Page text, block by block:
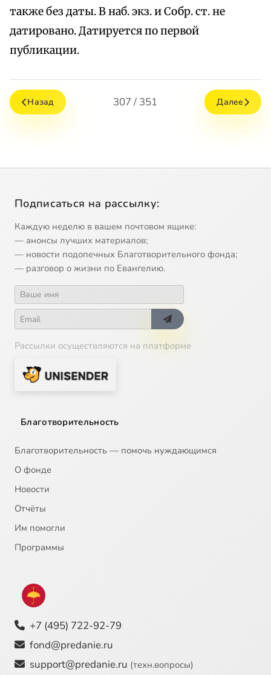
также без даты. В наб. экз. и Собр. ст. не
датировано. Датируется по первой
публикации.
Назад 307 / 351 Далее
Подписаться на рассылку:
Каждую неделю в вашем почтовом ящике:
— анонсы лучших материалов;
— новости подопечных Благотворительного фонда;
— разговор о жизни по Евангелию.
Рассылки осуществляются на платформе
Благотворительность
Благотворительность — помочь нуждающимся
О фонде
Новости
Отчёты
Им помогли
Программы
+7 (495) 722-92-79
fond@predanie.ru
support@predanie.ru (техн.вопросы)